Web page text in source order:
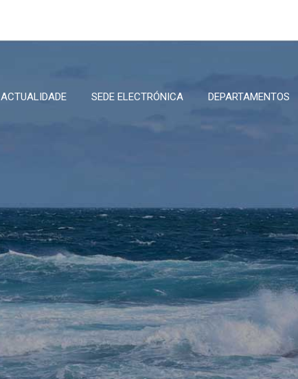
ACTUALIDADE SEDE ELECTRÓNICA DEPARTAMENTOS